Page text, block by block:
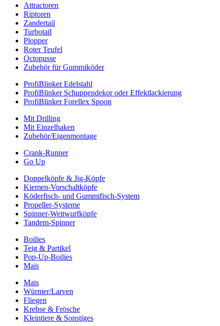
Attractoren
Riptoren
Zandertail
Turbotail
Plopper
Roter Teufel
Octopusse
Zubehör für Gummiköder
ProfiBlinker Edelstahl
ProfiBlinker Schuppendekor oder Effektlackierung
ProfiBlinker Forellex Spoon
Mit Drilling
Mit Einzelhaken
Zubehör/Eigenmontage
Crank-Runner
Go Up
Doppelköpfe & Jig-Köpfe
Kiemen-Vorschaltköpfe
Köderfisch- und Gummifisch-System
Propeller-Systeme
Spinner-Weitwurfköpfe
Tandem-Spinner
Boilies
Teig & Partikel
Pop-Up-Boilies
Mais
Mais
Würmer/Larven
Fliegen
Krebse & Frösche
Kleintiere & Sonstiges